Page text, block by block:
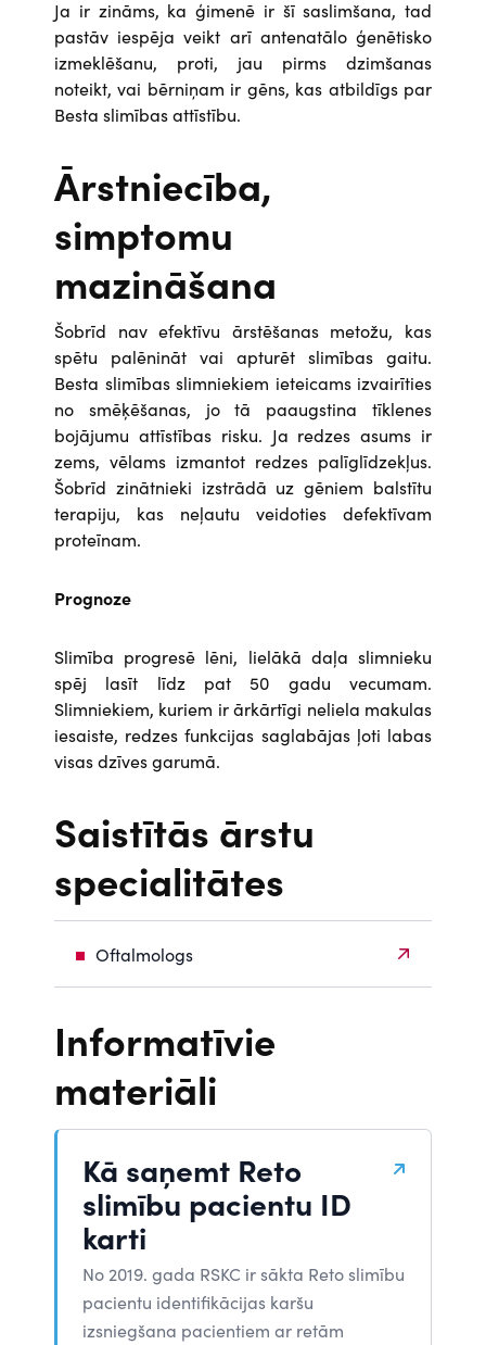
Ja ir zināms, ka ģimenē ir šī saslimšana, tad
pastāv iespēja veikt arī antenatālo ģenētisko
izmeklēšanu, proti, jau pirms dzimšanas
noteikt, vai bērniņam ir gēns, kas atbildīgs par
Besta slimības attīstību.
Ārstniecība,
simptomu
mazināšana
Šobrīd nav efektīvu ārstēšanas metožu, kas
spētu palēnināt vai apturēt slimības gaitu.
Besta slimības slimniekiem ieteicams izvairīties
no smēķēšanas, jo tā paaugstina tīklenes
bojājumu attīstības risku. Ja redzes asums ir
zems, vēlams izmantot redzes palīglīdzekļus.
Šobrīd zinātnieki izstrādā uz gēniem balstītu
terapiju, kas neļautu veidoties defektīvam
proteīnam.
Prognoze
Slimība progresē lēni, lielākā daļa slimnieku
spēj lasīt līdz pat 50 gadu vecumam.
Slimniekiem, kuriem ir ārkārtīgi neliela makulas
iesaiste, redzes funkcijas saglabājas ļoti labas
visas dzīves garumā.
Saistītās ārstu
specialitātes
Oftalmologs
Informatīvie
materiāli
Kā saņemt Reto
slimību pacientu ID
karti
No 2019. gada RSKC ir sākta Reto slimību
pacientu identifikācijas karšu
izsniegšana pacientiem ar retām